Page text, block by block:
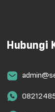
Hubungi